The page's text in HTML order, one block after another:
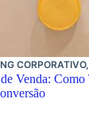
CORPORATIVO,
Venda: Como